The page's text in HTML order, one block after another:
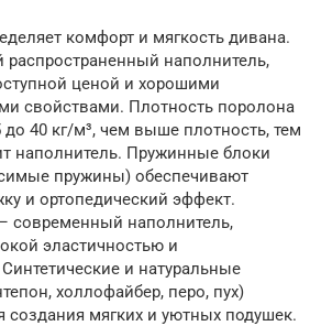
комфорт и мягкость дивана.
наполнитель,
ценой и хорошими
свойствами. Плотность поролона
до 40 кг/м³, чем выше плотность, тем
наполнитель. Пружинные блоки
пружины) обеспечивают
и ортопедический эффект.
современный наполнитель,
эластичностью и
и натуральные
холлофайбер, перо, пух)
создания мягких и уютных подушек.